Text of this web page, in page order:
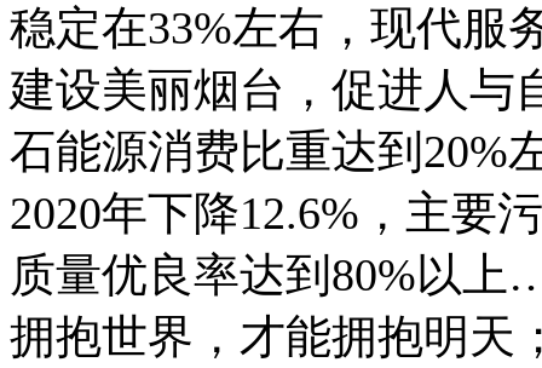
稳定在33%左右，现代服
建设美丽烟台，促进人与
石能源消费比重达到20%
2020年下降12.6%，主要
质量优良率达到80%以
拥抱世界，才能拥抱明天